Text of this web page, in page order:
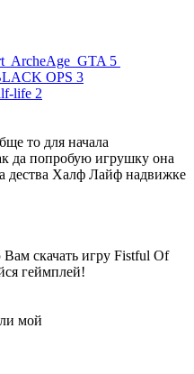
ArcheAge GTA 5
OPS 3
life 2
то для начала
да попробую игрушку она
дества Халф Лайф надвижке
скачать игру Fistful Of
геймплей!
мой